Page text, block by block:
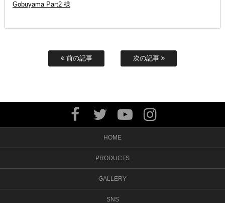
Gobuyama Part2 様
前の記事 次の記事
HOME
PRODUCTS
GALLERY
SNS